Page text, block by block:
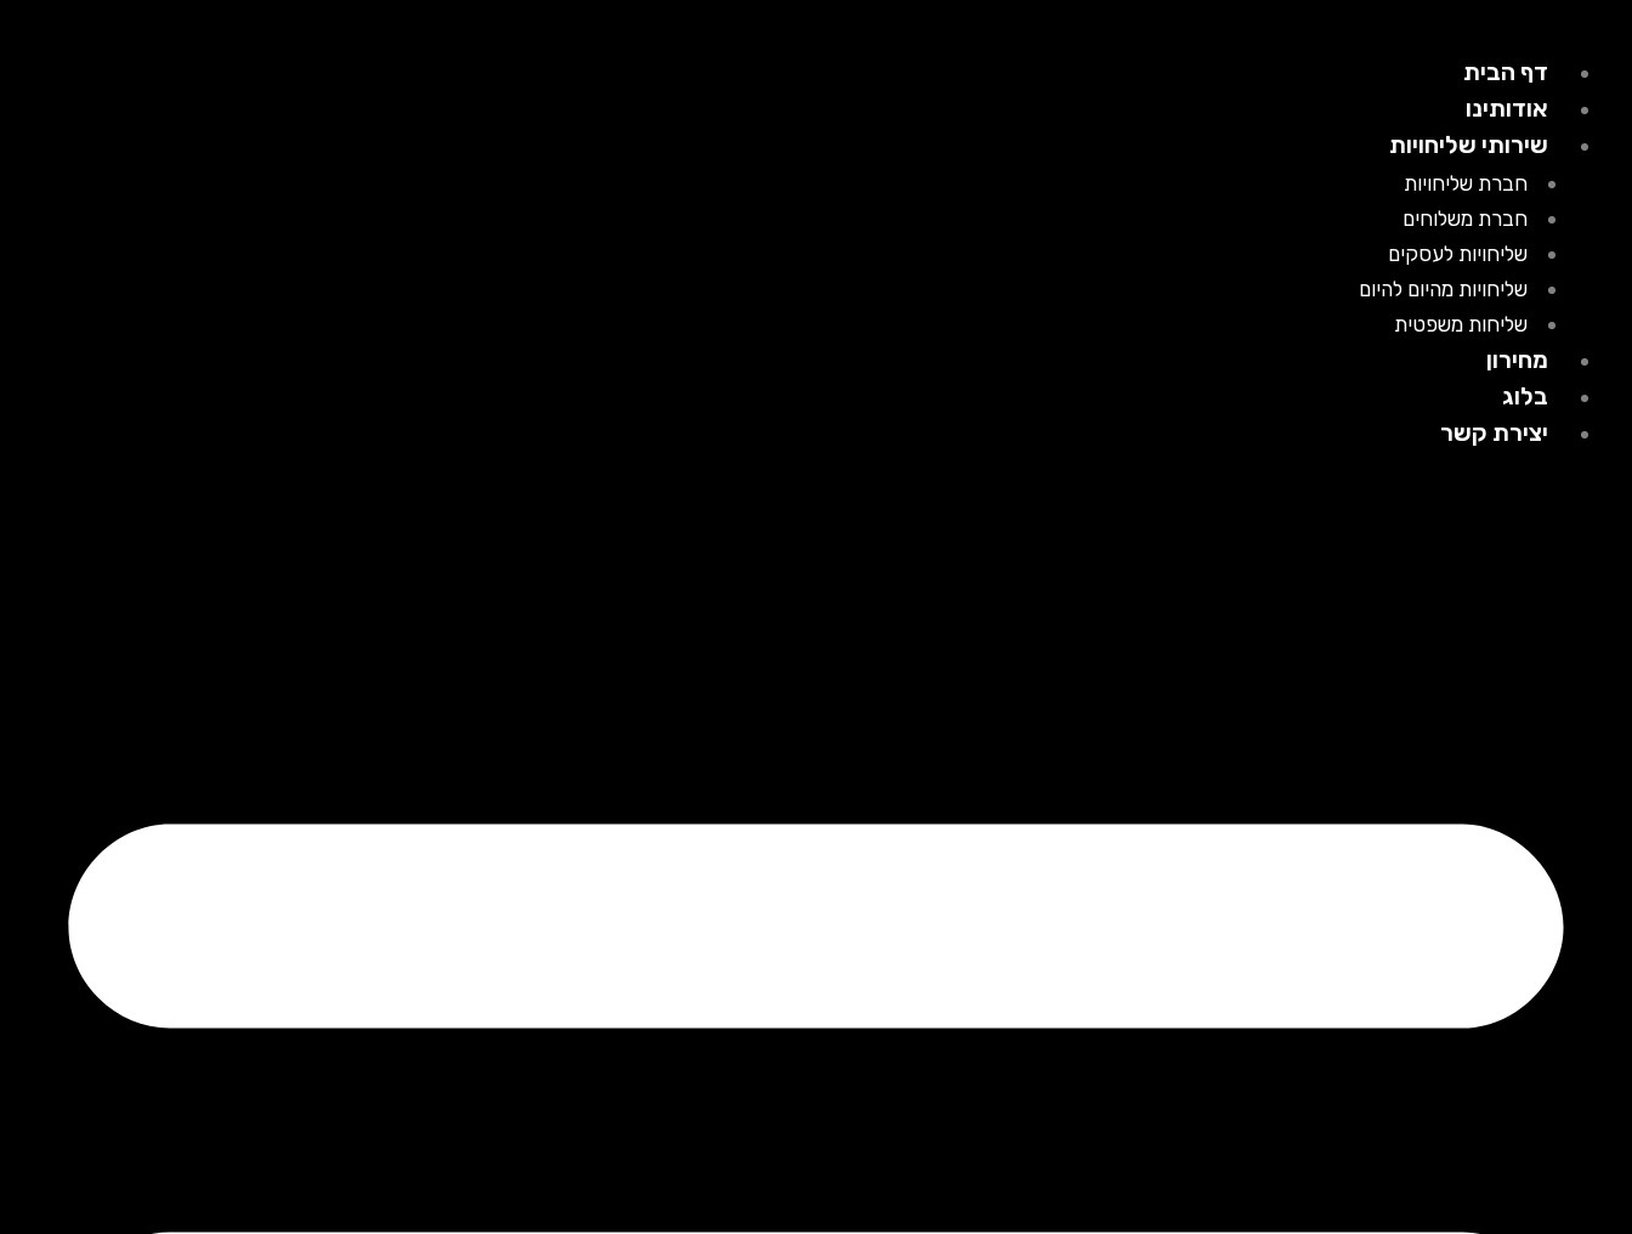
דף הבית
אודותינו
שירותי שליחויות
חברת שליחויות
חברת משלוחים
שליחויות לעסקים
שליחויות מהיום להיום
שליחות משפטית
מחירון
בלוג
יצירת קשר